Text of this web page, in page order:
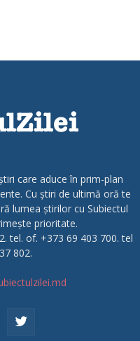
care aduce în prim-plan
Cu știri de ultimă oră te
lumea știrilor cu Subiectul
prioritate.
tel. of. +373 69 403 700. tel
802.